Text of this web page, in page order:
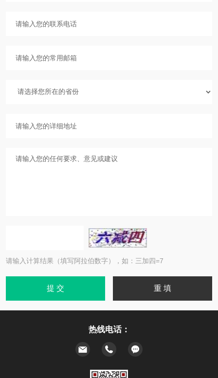
请输入计算结果（填写阿拉伯数字），如：三加四=7
热线电话：